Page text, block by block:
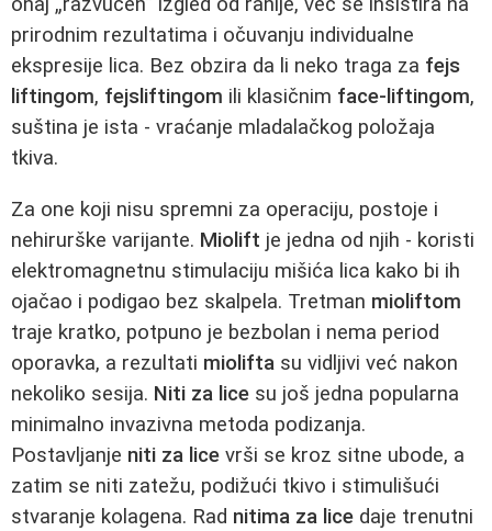
onaj „razvučen“ izgled od ranije, već se insistira na
prirodnim rezultatima i očuvanju individualne
ekspresije lica. Bez obzira da li neko traga za fejs
liftingom, fejsliftingom ili klasičnim face-liftingom,
suština je ista - vraćanje mladalačkog položaja
tkiva.
Za one koji nisu spremni za operaciju, postoje i
nehirurške varijante. Miolift je jedna od njih - koristi
elektromagnetnu stimulaciju mišića lica kako bi ih
ojačao i podigao bez skalpela. Tretman mioliftom
traje kratko, potpuno je bezbolan i nema period
oporavka, a rezultati miolifta su vidljivi već nakon
nekoliko sesija. Niti za lice su još jedna popularna
minimalno invazivna metoda podizanja.
Postavljanje niti za lice vrši se kroz sitne ubode, a
zatim se niti zatežu, podižući tkivo i stimulišući
stvaranje kolagena. Rad nitima za lice daje trenutni